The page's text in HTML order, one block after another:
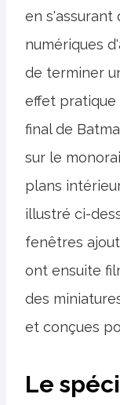
en s'assurant
numériques
de terminer
effet pratique
final de
sur le
plans
illustré ci-
fenêtres
ont ensuite
des
et conçues
Le